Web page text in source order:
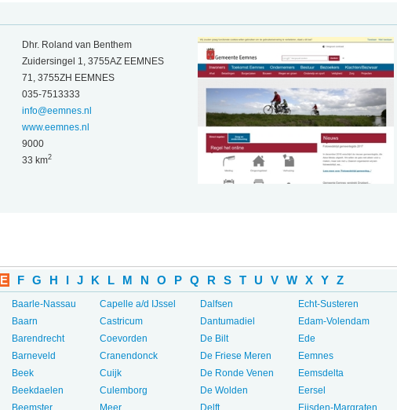
Dhr. Roland van Benthem
Zuidersingel 1, 3755AZ EEMNES
71, 3755ZH EEMNES
035-7513333
info@eemnes.nl
www.eemnes.nl
9000
33 km2
E F G H I J K L M N O P Q R S T U V W X Y Z
Baarle-Nassau
Baarn
Barendrecht
Barneveld
Beek
Beekdaelen
Beemster
Capelle a/d IJssel
Castricum
Coevorden
Cranendonck
Cuijk
Culemborg
Meer...
Dalfsen
Dantumadiel
De Bilt
De Friese Meren
De Ronde Venen
De Wolden
Delft
Echt-Susteren
Edam-Volendam
Ede
Eemnes
Eemsdelta
Eersel
Eijsden-Margraten